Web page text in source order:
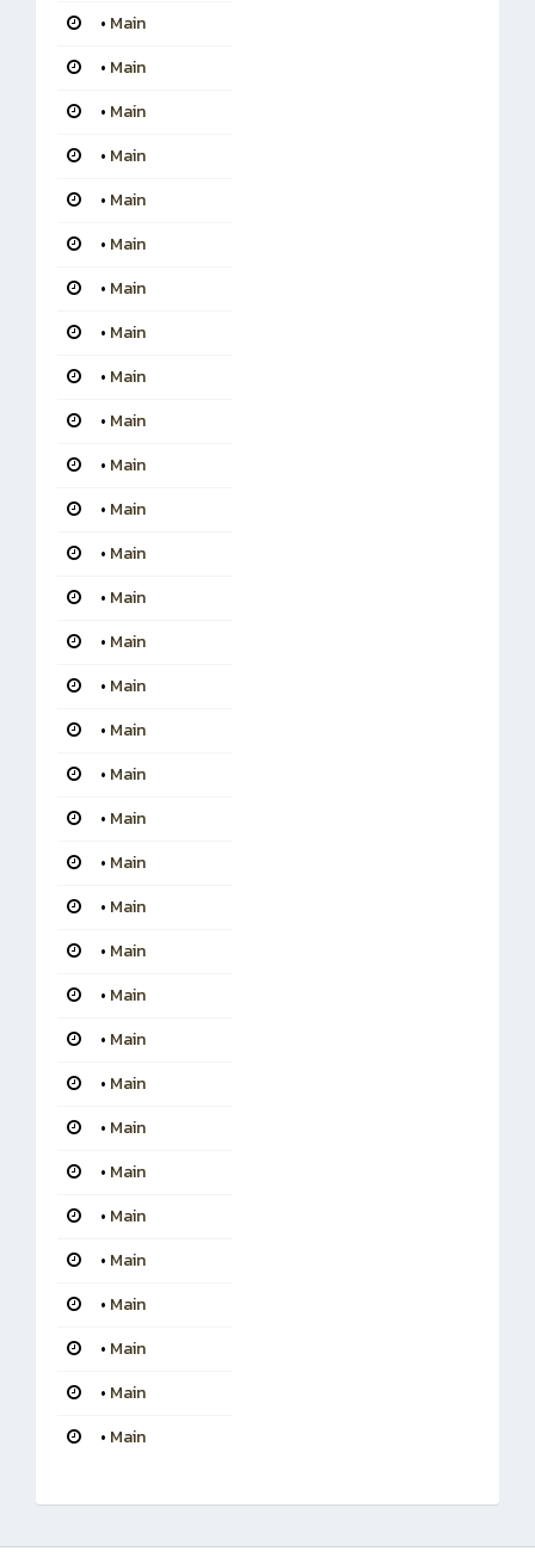
• Main
• Main
• Main
• Main
• Main
• Main
• Main
• Main
• Main
• Main
• Main
• Main
• Main
• Main
• Main
• Main
• Main
• Main
• Main
• Main
• Main
• Main
• Main
• Main
• Main
• Main
• Main
• Main
• Main
• Main
• Main
• Main
• Main